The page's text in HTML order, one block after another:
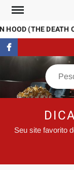
Skip
content(THE DEATH
FaceBook
Search
Seu site favorito